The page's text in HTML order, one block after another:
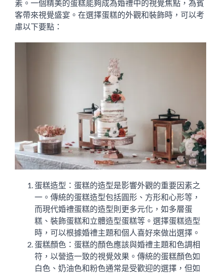
素。一個精美的蛋糕能夠成為婚禮中的視覺焦點，為賓
客帶來視覺盛宴。在選擇蛋糕的外觀和裝飾時，可以考
慮以下要點：
蛋糕造型：蛋糕的造型是影響外觀的重要因素之
一。傳統的蛋糕造型包括圓形、方形和心形等，
而現代婚禮蛋糕的造型則更多元化，如多層蛋
糕、裝飾蛋糕和立體造型蛋糕等。選擇蛋糕造型
時，可以根據婚禮主題和個人喜好來做出選擇。
蛋糕顏色：蛋糕的顏色應該與婚禮主題和色調相
符，以營造一致的視覺效果。傳統的蛋糕顏色如
白色、奶油色和粉色通常是受歡迎的選擇，但如